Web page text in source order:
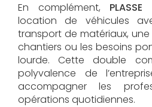
En complément, PLASSE
location de véhicules
transport de matériaux,
chantiers ou les besoins
lourde. Cette double
polyvalence de
accompagner les
opérations quotidiennes.